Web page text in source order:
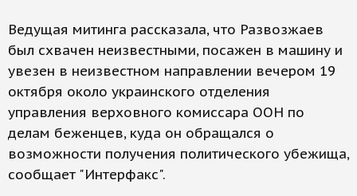
Ведущая митинга рассказала, что Развозжаев
был схвачен неизвестными, посажен в машину и
увезен в неизвестном направлении вечером 19
октября около украинского отделения
управления верховного комиссара ООН по
делам беженцев, куда он обращался о
возможности получения политического убежища,
сообщает "Интерфакс".